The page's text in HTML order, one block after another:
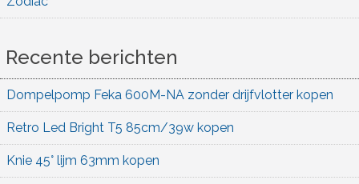
Recente berichten
Dompelpomp Feka 600M-NA zonder drijfvlotter kopen
Retro Led Bright T5 85cm/39w kopen
Knie 45° lijm 63mm kopen